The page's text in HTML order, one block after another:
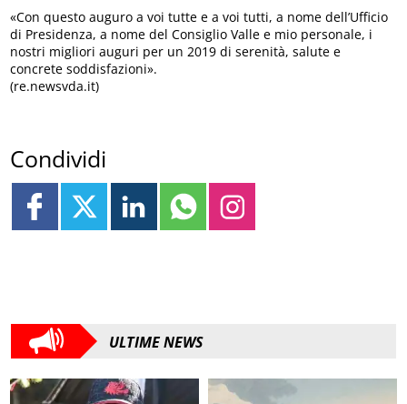
«Con questo auguro a voi tutte e a voi tutti, a nome dell’Ufficio
di Presidenza, a nome del Consiglio Valle e mio personale, i
nostri migliori auguri per un 2019 di serenità, salute e
concrete soddisfazioni».
(re.newsvda.it)
Condividi
ULTIME NEWS